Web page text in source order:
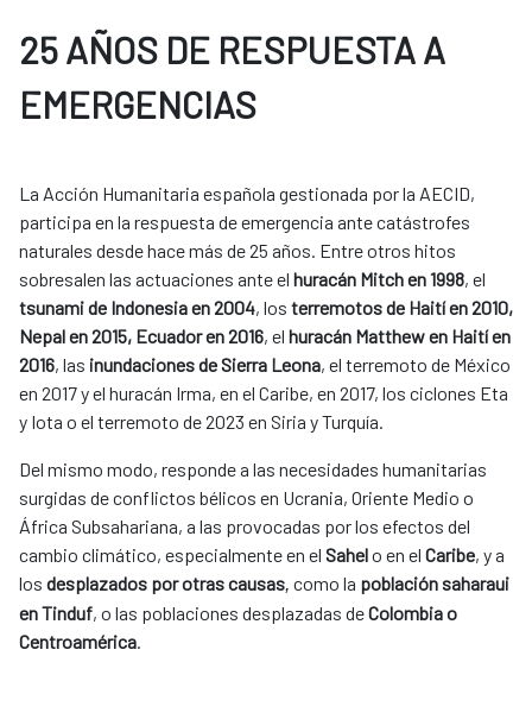
25 AÑOS DE RESPUESTA A
EMERGENCIAS
La Acción Humanitaria española gestionada por la AECID,
participa en la respuesta de emergencia ante catástrofes
naturales desde hace más de 25 años. Entre otros hitos
sobresalen las actuaciones ante el huracán Mitch en 1998, el
tsunami de Indonesia en 2004, los terremotos de Haití en 2010,
Nepal en 2015, Ecuador en 2016, el huracán Matthew en Haití en
2016, las inundaciones de Sierra Leona, el terremoto de México
en 2017 y el huracán Irma, en el Caribe, en 2017, los ciclones Eta
y Iota o el terremoto de 2023 en Siria y Turquía.
Del mismo modo, responde a las necesidades humanitarias
surgidas de conflictos bélicos en Ucrania, Oriente Medio o
África Subsahariana, a las provocadas por los efectos del
cambio climático, especialmente en el Sahelo en el Caribe, y a
los desplazados por otras causas, como la población saharaui
en Tinduf, o las poblaciones desplazadas deColombia o
Centroamérica.